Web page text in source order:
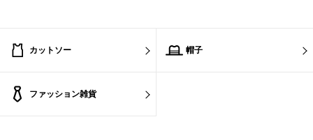
カットソー 帽子
ファッション雑貨